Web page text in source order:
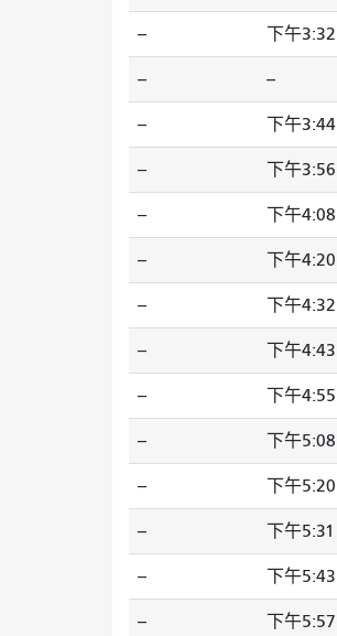
-- 下午3:32
-- --
-- 下午3:44
-- 下午3:56
-- 下午4:08
-- 下午4:20
-- 下午4:32
-- 下午4:43
-- 下午4:55
-- 下午5:08
-- 下午5:20
-- 下午5:31
-- 下午5:43
-- 下午5:57